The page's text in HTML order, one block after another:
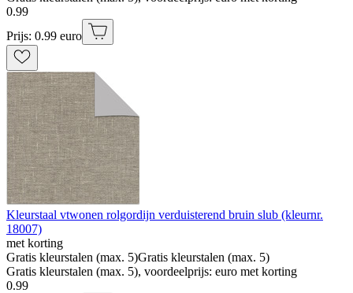
0.99
Prijs: 0.99 euro
Kleurstaal vtwonen rolgordijn verduisterend bruin slub (kleurnr.
18007)
met korting
Gratis kleurstalen (max. 5)Gratis kleurstalen (max. 5)
Gratis kleurstalen (max. 5), voordeelprijs: euro met korting
0.99